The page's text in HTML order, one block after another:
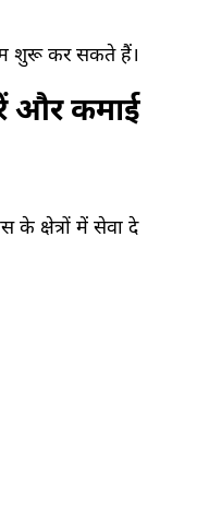
शुरू कर सकते हैं।
और कमाई
क्षेत्रों में सेवा दे